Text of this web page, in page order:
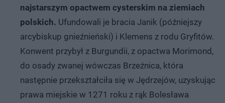
najstarszym opactwem cysterskim na ziemiach
polskich. Ufundowali je bracia Janik (późniejszy
arcybiskup gnieźnieński) i Klemens z rodu Gryfitów.
Konwent przybył z Burgundii, z opactwa Morimond,
do osady zwanej wówczas Brzeźnica, która
następnie przekształciła się w Jędrzejów, uzyskując
prawa miejskie w 1271 roku z rąk Bolesława